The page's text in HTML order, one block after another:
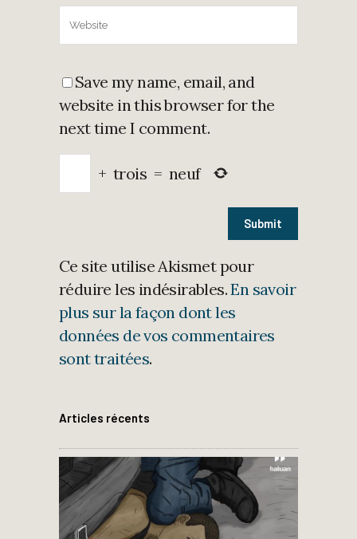
Save my name, email, and
website in this browser for the
next time I comment.
+ trois = neuf
Ce site utilise Akismet pour
réduire les indésirables.En savoir
plus sur la façon dont les
données de vos commentaires
sont traitées.
Articles récents